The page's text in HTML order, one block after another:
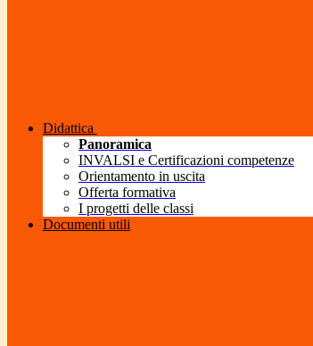
Didattica
Panoramica
INVALSI e Certificazioni competenze
Orientamento in uscita
Offerta formativa
I progetti delle classi
Documenti utili